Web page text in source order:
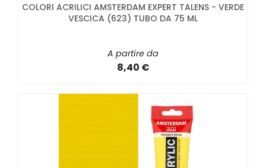
COLORI ACRILICI AMSTERDAM EXPERT TALENS - VERDE
VESCICA (623) TUBO DA 75 ML
A partire da
8,40 €